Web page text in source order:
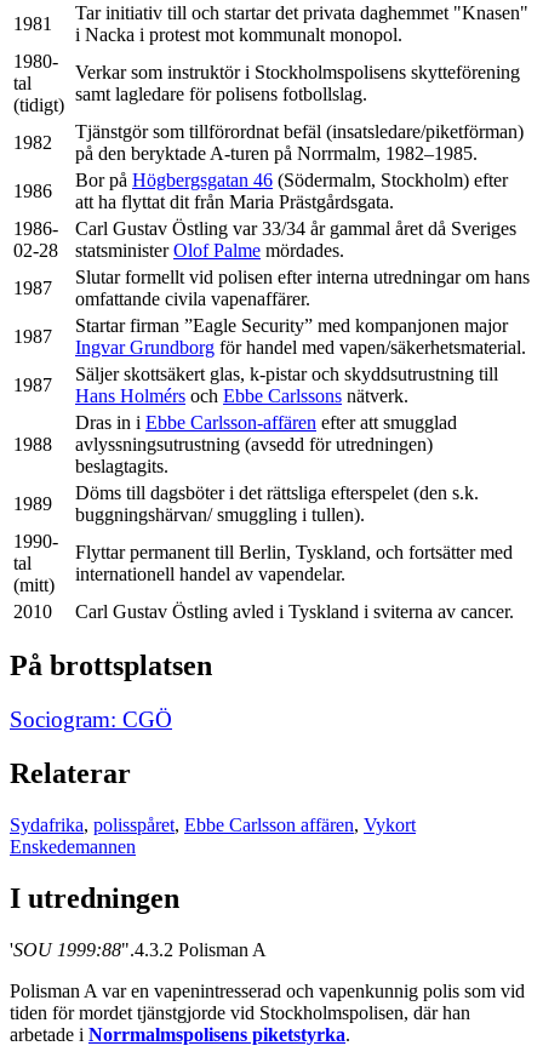
1981
Tar initiativ till och startar det privata daghemmet "Knasen"
i Nacka i protest mot kommunalt monopol.
1980-
tal
(tidigt)
Verkar som instruktör i Stockholmspolisens skytteförening
samt lagledare för polisens fotbollslag.
1982
Tjänstgör som tillförordnat befäl (insatsledare/piketförman)
på den beryktade A-turen på Norrmalm, 1982–1985.
1986
Bor på Högbergsgatan 46 (Södermalm, Stockholm) efter
att ha flyttat dit från Maria Prästgårdsgata.
1986-
02-28
Carl Gustav Östling var 33/34 år gammal året då Sveriges
statsministerOlof Palme mördades.
1987
Slutar formellt vid polisen efter interna utredningar om hans
omfattande civila vapenaffärer.
1987
Startar firman ”Eagle Security” med kompanjonen major
Ingvar Grundborg för handel med vapen/säkerhetsmaterial.
1987
Säljer skottsäkert glas, k-pistar och skyddsutrustning till
Hans Holmérs och Ebbe Carlssons nätverk.
1988
Dras in i Ebbe Carlsson-affären efter att smugglad
avlyssningsutrustning (avsedd för utredningen)
beslagtagits.
1989
Döms till dagsböter i det rättsliga efterspelet (den s.k.
buggningshärvan/ smuggling i tullen).
1990-
tal
(mitt)
Flyttar permanent till Berlin, Tyskland, och fortsätter med
internationell handel av vapendelar.
2010
Carl Gustav Östling avled i Tyskland i sviterna av cancer.
På brottsplatsen
Sociogram: CGÖ
Relaterar
Sydafrika, polisspåret, Ebbe Carlsson affären, Vykort
Enskedemannen
I utredningen
'SOU 1999:88".4.3.2 Polisman A
Polisman A var en vapenintresserad och vapenkunnig polis som vid
tiden för mordet tjänstgjorde vid Stockholmspolisen, där han
arbetade i Norrmalmspolisens piketstyrka.